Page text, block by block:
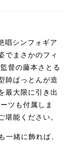
唱シンフォギア
でまさかのフィ
督の藤本さとる
師ぱっとんが造
最大限に引き出
ツも付属しま
堪能ください。
一緒に飾れば、